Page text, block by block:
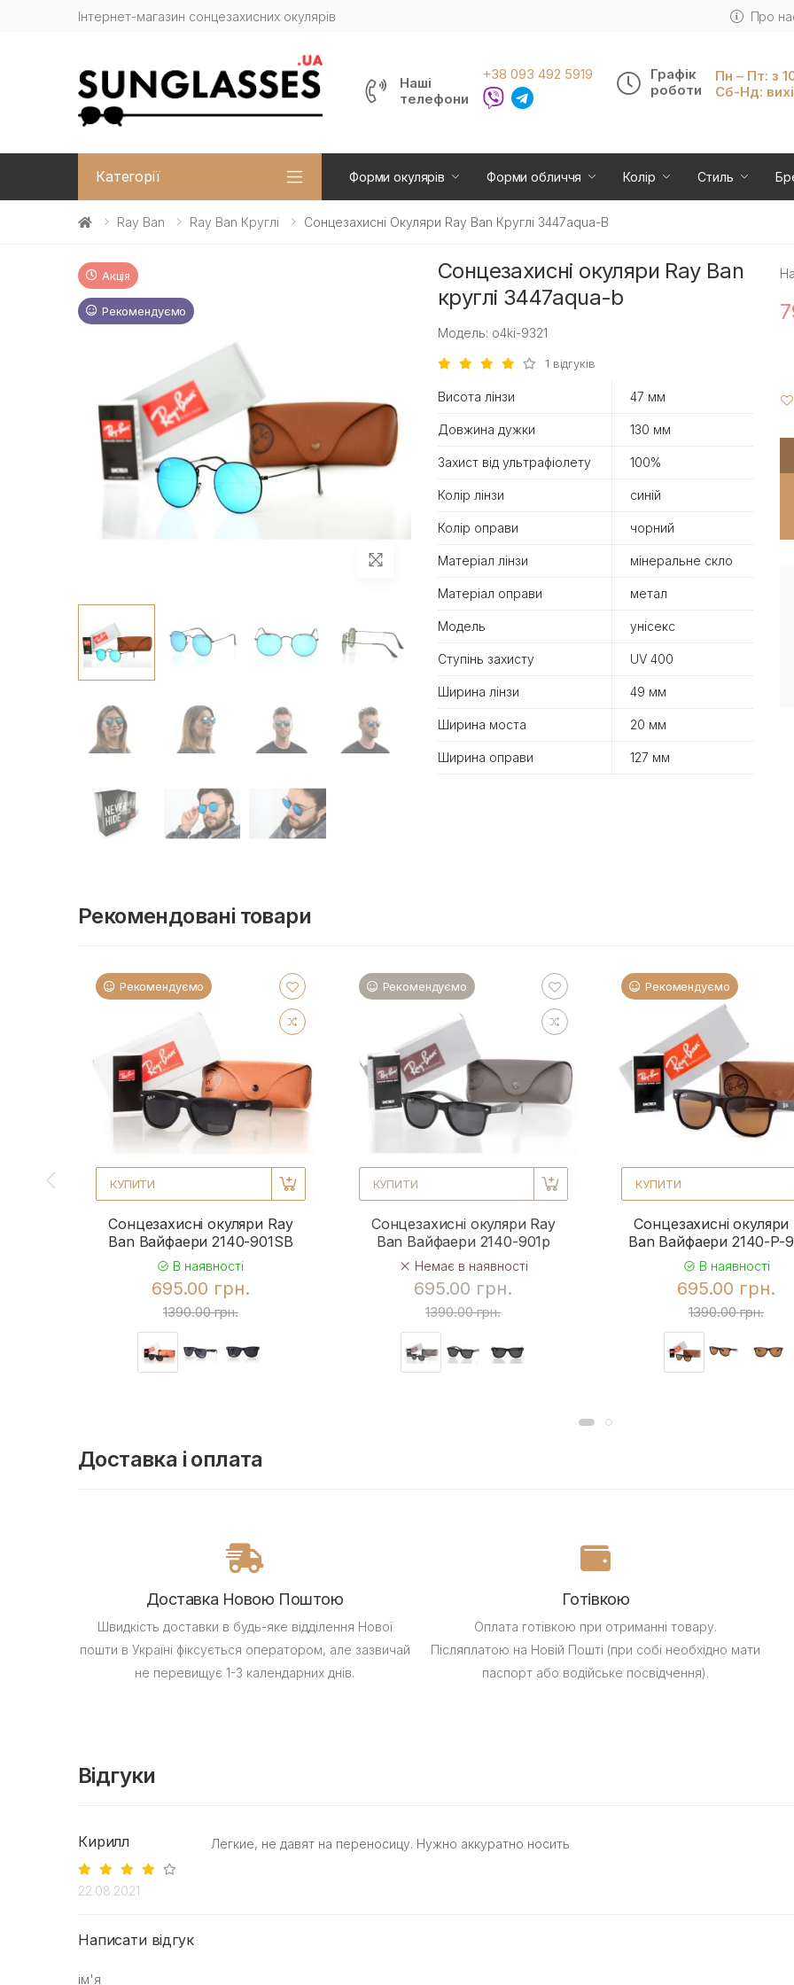
Інтернет-магазин сонцезахисних окулярів Про
Наші
телефони
+38 093 492 5919
Графік
роботи
Пн – Пт: з
Сб-Нд:
Категорії Форми окулярів Форми обличчя Колір Стиль
Ray Ban Ray Ban Круглі Сонцезахисні Окуляри Ray Ban Круглі 3447aqua-B
Акція
Рекомендуємо
Сонцезахисні окуляри Ray Ban
круглі 3447aqua-b
Модель: o4ki-9321
1 відгуків
Висота лінзи 47 мм
Довжина дужки 130 мм
Захист від ультрафіолету 100%
Колір лінзи синій
Колір оправи чорний
Матеріал лінзи мінеральне скло
Матеріал оправи метал
Модель унісекс
Ступінь захисту UV 400
Ширина лінзи 49 мм
Ширина моста 20 мм
Ширина оправи 127 мм
Рекомендовані товари
Рекомендуємо
КУПИТИ
Сонцезахисні окуляри Ray
Ban Вайфаери 2140-901SB
В наявності
695.00 грн.
1390.00 грн.
Рекомендуємо
КУПИТИ
Сонцезахисні окуляри Ray
Ban Вайфаери 2140-901p
Немає в наявності
695.00 грн.
1390.00 грн.
Рекомендуємо
КУПИТИ
Сонцезахисні окуляри
Ban Вайфаери 2140-P-
В наявності
695.00 грн.
1390.00 грн.
Доставка і оплата
Доставка Новою Поштою
Швидкість доставки в будь-яке відділення Нової
пошти в Україні фіксується оператором, але зазвичай
не перевищує 1-3 календарних днів.
Готівкою
Оплата готівкою при отриманні товару.
Післяплатою на Новій Пошті (при собі необхідно мати
паспорт або водійське посвідчення).
Відгуки
Кирилл
22.08.2021
Легкие, не давят на переносицу. Нужно аккуратно носить
Написати відгук
ім'я